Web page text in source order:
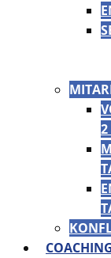
2